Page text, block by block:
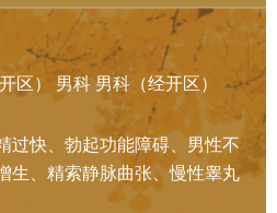
区） 男科 男科（经开区）
过快、勃起功能障碍、男性不
生、精索静脉曲张、慢性睾丸